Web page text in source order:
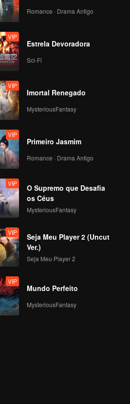
Romance · Drama Antigo
VIP
Estrela Devoradora
Sci-Fi
VIP
Imortal Renegado
MysteriousFantasy
VIP
Primeiro Jasmim
Romance · Drama Antigo
VIP
O Supremo que Desafia
os Céus
MysteriousFantasy
VIP
Seja Meu Player 2 (Uncut
Ver.)
Seja Meu Player 2
VIP
Mundo Perfeito
MysteriousFantasy